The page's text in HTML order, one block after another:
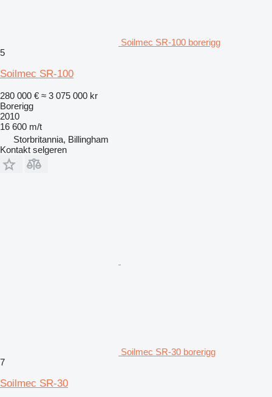
Soilmec SR-100 borerigg
5
Soilmec SR-100
280 000 € ≈ 3 075 000 kr
Borerigg
2010
16 600 m/t
Storbritannia, Billingham
Kontakt selgeren
Soilmec SR-30 borerigg
7
Soilmec SR-30